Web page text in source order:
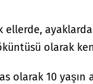
ayaklarda
olarak
olarak 10